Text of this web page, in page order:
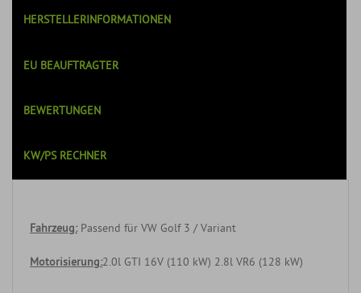
HERSTELLERINFORMATIONEN
EU BEAUFTRAGTER
BEWERTUNGEN
KW/PS RECHNER
Fahrzeug:Passend für VW Golf 3 / Variant
Motorisierung:2.0l GTI 16V (110 kW) 2.8l VR6 (128 kW)